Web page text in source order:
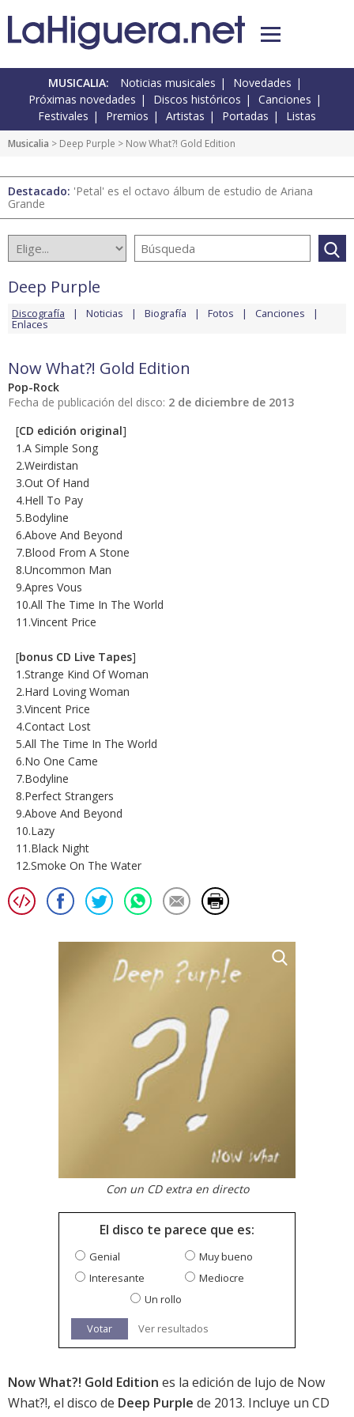
MUSICALIA: Noticias musicales
Novedades
Próximas novedades
Discos históricos
Canciones
Festivales
Premios Artistas Portadas Listas
Musicalia > Deep Purple > Now What?! Gold Edition
Destacado: 'Petal' es el octavo álbum de estudio de Ariana
Grande
Deep Purple
Discografía Noticias Biografía Fotos Canciones
Enlaces
Now What?! Gold Edition
Pop-Rock
Fecha de publicación del disco: 2 de diciembre de 2013
[CD edición original]
1.A Simple Song
2.Weirdistan
3.Out Of Hand
4.Hell To Pay
5.Bodyline
6.Above And Beyond
7.Blood From A Stone
8.Uncommon Man
9.Apres Vous
10.All The Time In The World
11.Vincent Price
[bonus CD Live Tapes]
1.Strange Kind Of Woman
2.Hard Loving Woman
3.Vincent Price
4.Contact Lost
5.All The Time In The World
6.No One Came
7.Bodyline
8.Perfect Strangers
9.Above And Beyond
10.Lazy
11.Black Night
12.Smoke On The Water
Con un CD extra en directo
El disco te parece que es:
Genial
Muy bueno
Interesante
Mediocre
Un rollo
Votar Ver resultados
Now What?! Gold Edition es la edición de lujo de Now
What?!, el disco de Deep Purple de 2013. Incluye un CD